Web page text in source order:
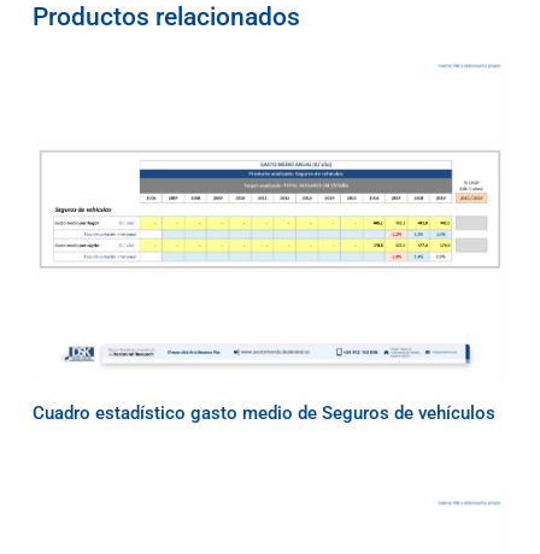
Productos relacionados
Cuadro estadístico gasto medio de Seguros de vehículos